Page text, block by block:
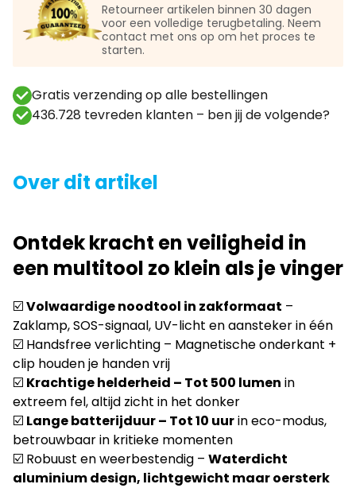
Retourneer artikelen binnen 30 dagen
voor een volledige terugbetaling. Neem
contact met ons op om het proces te
starten.
Gratis verzending op alle bestellingen
436.728 tevreden klanten – ben jij de volgende?
Over dit artikel
Ontdekkracht en veiligheid in
een multitool zo klein als je vinger
☑️Volwaardige noodtool in zakformaat –
Zaklamp, SOS-signaal, UV-licht en aansteker in één
☑️ Handsfree verlichting – Magnetische onderkant +
clip houden je handen vrij
☑️ Krachtige helderheid – Tot 500 lumen in
extreem fel, altijd zicht in het donker
☑️ Lange batterijduur – Tot 10 uurin eco-modus,
betrouwbaar in kritieke momenten
☑️ Robuust en weerbestendig – Waterdicht
aluminium design, lichtgewicht maar oersterk